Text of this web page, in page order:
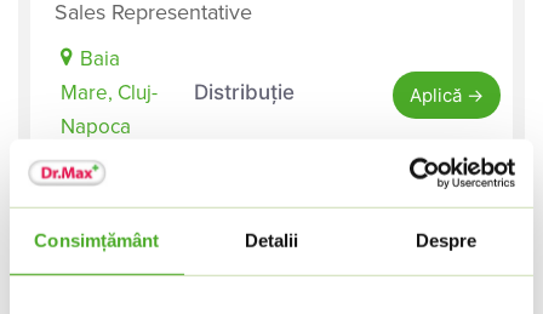
Consimțământ Detalii Despre
Sales Representative
Baia
Mare Cluj-
Napoca
Distribuție Aplică
Aplică rapid!